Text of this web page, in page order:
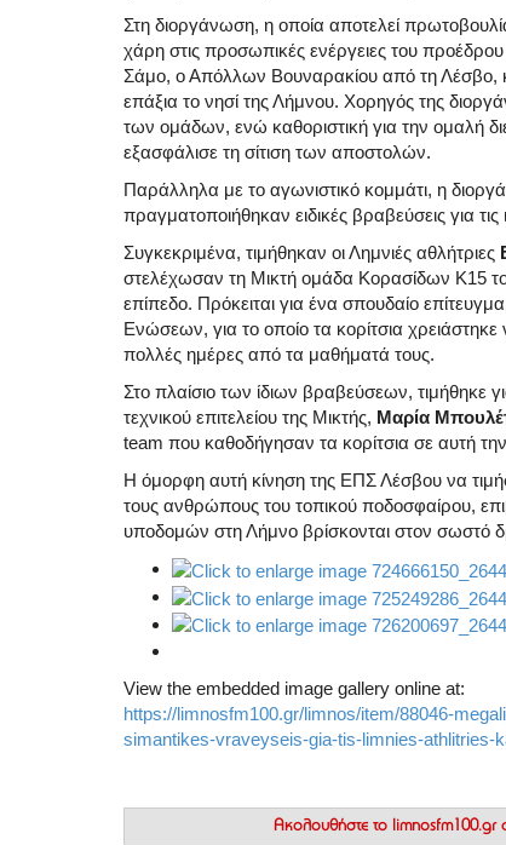
Στη διοργάνωση, η οποία αποτελεί
χάρη στις προσωπικές ενέργειες του
Σάμο, ο Απόλλων Βουναρακίου από τη
επάξια το νησί της Λήμνου. Χορηγός της
των ομάδων, ενώ καθοριστική για την ομαλή
εξασφάλισε τη σίτιση των αποστολών.
Παράλληλα με το αγωνιστικό κομμάτι, η
πραγματοποιήθηκαν ειδικές βραβεύσεις για
Συγκεκριμένα, τιμήθηκαν οι Λημνιές αθλήτριες
στελέχωσαν τη Μικτή ομάδα Κορασίδων Κ15
επίπεδο. Πρόκειται για ένα σπουδαίο
Ενώσεων, για το οποίο τα κορίτσια
πολλές ημέρες από τα μαθήματά τους.
Στο πλαίσιο των ίδιων βραβεύσεων, τιμήθηκε
τεχνικού επιτελείου της Μικτής, Μαρία
team που καθοδήγησαν τα κορίτσια σε αυτή
Η όμορφη αυτή κίνηση της ΕΠΣ Λέσβου να
τους ανθρώπους του τοπικού ποδοσφαίρου,
υποδομών στη Λήμνο βρίσκονται στον σωστό
View the embedded image gallery online at:
https://limnosfm100.gr/limnos/item/88046-
simantikes-vraveyseis-gia-tis-limnies-athlitries-
Ακολουθήστε το limnosfm100.gr